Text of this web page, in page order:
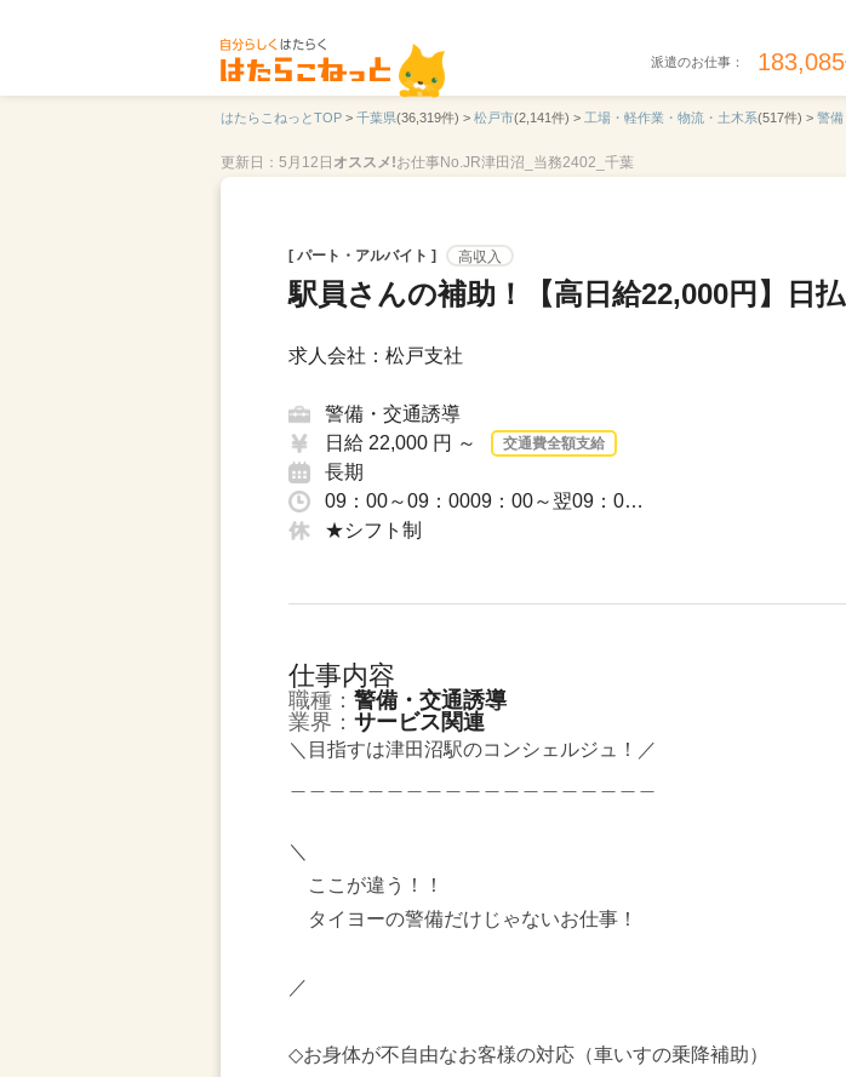
派遣のお仕事： 183,085
はたらこねっとTOP > 千葉県(36,319件) > 松戸市(2,141件) > 工場・軽作業・物流・土木系(517件) > 警備
更新日：5月12日 オススメ!お仕事No.JR津田沼_当務2402_千葉
[ パート・アルバイト ] 高収入
駅員さんの補助！【高日給22,000円】日
求人会社：松戸支社
警備・交通誘導
日給 22,000 円 ～
交通費全額支給
長期
09：00～09：0009：00～翌09：0…
★シフト制
仕事内容
職種： 警備・交通誘導
業界： サービス関連
＼目指すは津田沼駅のコンシェルジュ！／
＼
ここが違う！！
タイヨーの警備だけじゃないお仕事！
／
◇お身体が不自由なお客様の対応（車いすの乗降補助）